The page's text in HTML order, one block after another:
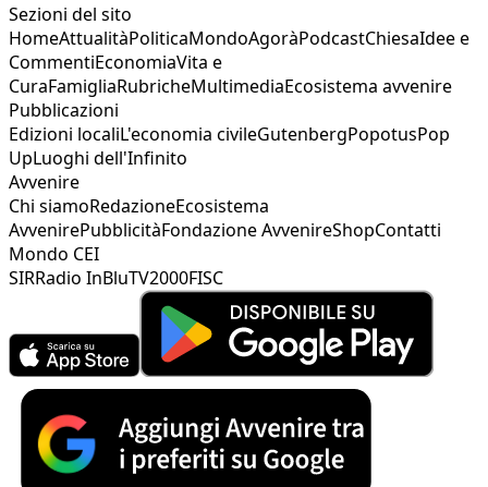
Sezioni del sito
HomeAttualitàPoliticaMondoAgoràPodcastChiesaIdee e
CommentiEconomiaVita e
CuraFamigliaRubricheMultimediaEcosistema avvenire
Pubblicazioni
Edizioni localiL'economia civileGutenbergPopotusPop
UpLuoghi dell'Infinito
Avvenire
Chi siamoRedazioneEcosistema
AvvenirePubblicitàFondazione AvvenireShopContatti
Mondo CEI
SIRRadio InBluTV2000FISC